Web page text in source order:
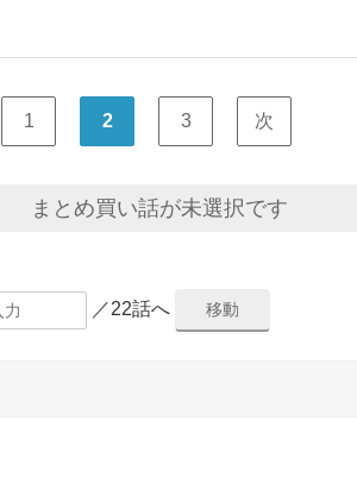
1 2 3 次
まとめ買い話が未選択です
／22話へ